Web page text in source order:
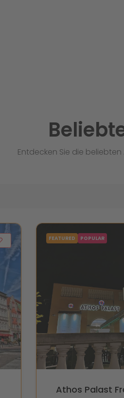
Entdecken Sie die
FEATURED POPULAR
Athos Palast